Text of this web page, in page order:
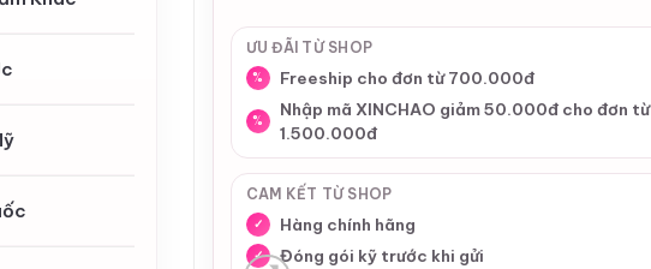
ƯU ĐÃI TỪ SHOP
% Freeship cho đơn từ 700.000đ
%
Nhập mã XINCHAO giảm 50.000đ cho đơn từ
1.500.000đ
CAM KẾT TỪ SHOP
✓ Hàng chính hãng
✓ Đóng gói kỹ trước khi gửi